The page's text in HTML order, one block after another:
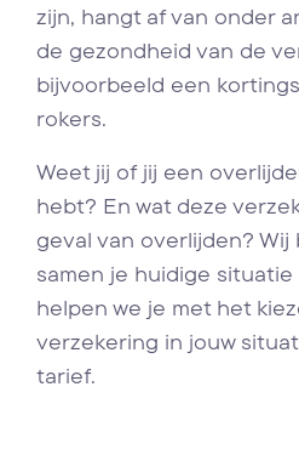
zijn, hangt af van onder
de gezondheid van de
bijvoorbeeld een
rokers.
Weet jij of jij een
hebt? En wat deze
geval van overlijden?
samen je huidige
helpen we je met het
verzekering in jouw
tarief.